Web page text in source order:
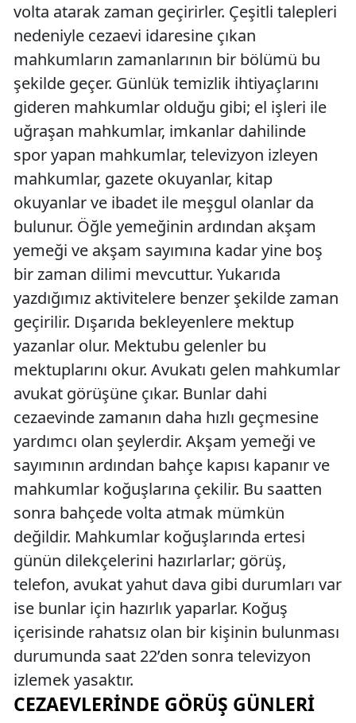
volta atarak zaman geçirirler. Çeşitli talepleri
nedeniyle cezaevi idaresine çıkan
mahkumların zamanlarının bir bölümü bu
şekilde geçer. Günlük temizlik ihtiyaçlarını
gideren mahkumlar olduğu gibi; el işleri ile
uğraşan mahkumlar, imkanlar dahilinde
spor yapan mahkumlar, televizyon izleyen
mahkumlar, gazete okuyanlar, kitap
okuyanlar ve ibadet ile meşgul olanlar da
bulunur. Öğle yemeğinin ardından akşam
yemeği ve akşam sayımına kadar yine boş
bir zaman dilimi mevcuttur. Yukarıda
yazdığımız aktivitelere benzer şekilde zaman
geçirilir. Dışarıda bekleyenlere mektup
yazanlar olur. Mektubu gelenler bu
mektuplarını okur. Avukatı gelen mahkumlar
avukat görüşüne çıkar. Bunlar dahi
cezaevinde zamanın daha hızlı geçmesine
yardımcı olan şeylerdir. Akşam yemeği ve
sayımının ardından bahçe kapısı kapanır ve
mahkumlar koğuşlarına çekilir. Bu saatten
sonra bahçede volta atmak mümkün
değildir. Mahkumlar koğuşlarında ertesi
günün dilekçelerini hazırlarlar; görüş,
telefon, avukat yahut dava gibi durumları var
ise bunlar için hazırlık yaparlar. Koğuş
içerisinde rahatsız olan bir kişinin bulunması
durumunda saat 22’den sonra televizyon
izlemek yasaktır.
CEZAEVLERINDE GÖRÜŞ GÜNLERI